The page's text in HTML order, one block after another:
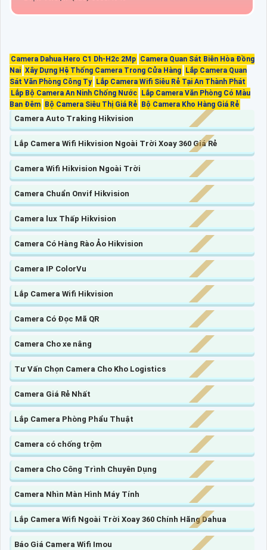
Camera Dahua Hero C1 Dh-H2c 2Mp Camera Quan Sát Biên Hòa Đồng
Nai Xây Dựng Hệ Thống Camera Trong Cửa Hàng
Lắp Camera Quan
Sát Văn Phòng Công Ty
Lắp Camera Wifi Siêu Rẻ Tại An Thành Phát
Lắp Bộ Camera An Ninh Chống Nước
Lắp Camera Văn Phòng Có Màu
Ban Đêm
Bộ Camera Siêu Thị Giá Rẻ Bộ Camera Kho Hàng Giá Rẻ
Camera Auto Traking Hikvision
Lắp Camera Wifi Hikvision Ngoài Trời Xoay 360 Giá Rẻ
Camera Wifi Hikvision Ngoài Trời
Camera Chuẩn Onvif Hikvision
Camera lux Thấp Hikvision
Camera Có Hàng Rào Ảo Hikvision
Camera IP ColorVu
Lắp Camera Wifi Hikvision
Camera Có Đọc Mã QR
Camera Cho xe nâng
Tư Vấn Chọn Camera Cho Kho Logistics
Camera Giá Rẻ Nhất
Lắp Camera Phòng Phẩu Thuật
Camera có chống trộm
Camera Cho Công Trình Chuyên Dụng
Camera Nhìn Màn Hình Máy Tính
Lắp Camera Wifi Ngoài Trời Xoay 360 Chính Hãng Dahua
Báo Giá Camera Wifi Imou